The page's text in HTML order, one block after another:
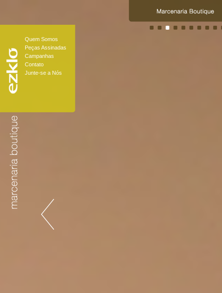
Quem Somos
Peças Assinadas
Campanhas
Contato
Junte-se a Nós